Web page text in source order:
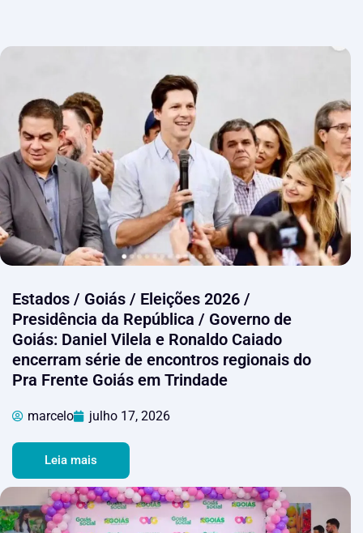
Estados / Goiás / Eleições 2026 /
Presidência da República / Governo de
Goiás: Daniel Vilela e Ronaldo Caiado
encerram série de encontros regionais do
Pra Frente Goiás em Trindade
marcelo julho 17, 2026
Leia mais